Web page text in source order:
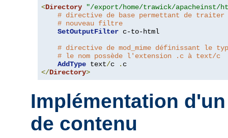
<Directory
"/export/home/trawick/apacheinst/
# directive de base permettant de
# nouveau filtre
SetOutputFilter c-to-html
# directive de mod_mime définissant le
# le nom possède l'extension .c à text/c
AddType text/c .
</Directory>
Implémentation
de contenu